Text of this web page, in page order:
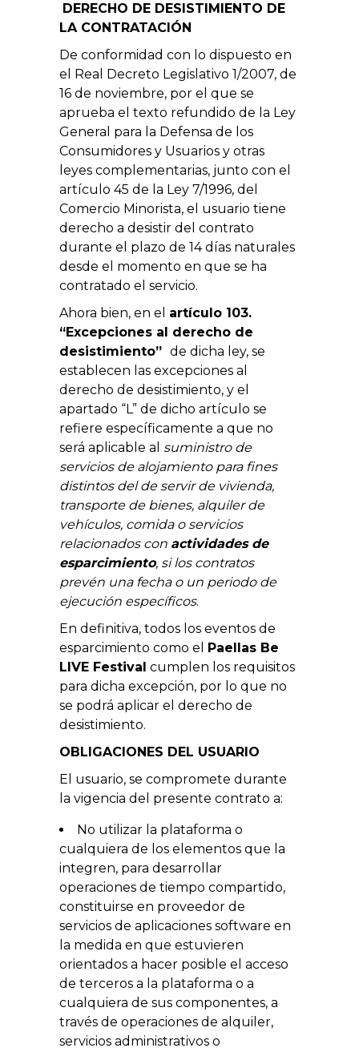
DERECHO DE DESISTIMIENTO DE
LA CONTRATACIÓN
De conformidad con lo dispuesto en
el Real Decreto Legislativo 1/2007, de
16 de noviembre, por el que se
aprueba el texto refundido de la Ley
General para la Defensa de los
Consumidores y Usuarios y otras
leyes complementarias, junto con el
artículo 45 de la Ley 7/1996, del
Comercio Minorista, el usuario tiene
derecho a desistir del contrato
durante el plazo de 14 días naturales
desde el momento en que se ha
contratado el servicio.
Ahora bien, en el artículo 103.
“Excepciones al derecho de
desistimiento” de dicha ley, se
establecen las excepciones al
derecho de desistimiento, y el
apartado “L” de dicho artículo se
refiere específicamente a que no
será aplicable al suministro de
servicios de alojamiento para fines
distintos del de servir de vivienda,
transporte de bienes, alquiler de
vehículos, comida o servicios
relacionados con actividades de
esparcimiento, si los contratos
prevén una fecha o un periodo de
ejecución específicos.
En definitiva, todos los eventos de
esparcimiento como el Paellas Be
LIVE Festival cumplen los requisitos
para dicha excepción, por lo que no
se podrá aplicar el derecho de
desistimiento.
OBLIGACIONES DEL USUARIO
El usuario, se compromete durante
la vigencia del presente contrato a:
No utilizar la plataforma o
cualquiera de los elementos que la
integren, para desarrollar
operaciones de tiempo compartido,
constituirse en proveedor de
servicios de aplicaciones software en
la medida en que estuvieren
orientados a hacer posible el acceso
de terceros a la plataforma o a
cualquiera de sus componentes, a
través de operaciones de alquiler,
servicios administrativos o